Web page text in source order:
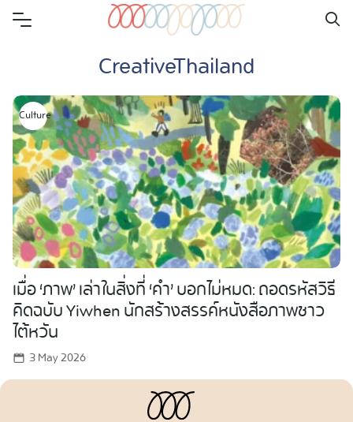
Skip
CreativeThailand
Culture
เมื่อ ‘ภาพ’ เล่าในสิ่งที่ ‘คำ’ บอกไม่หมด: ถอดรหัสวิธี
คิดฉบับ Yiwhen นักสร้างสรรค์หนังสือภาพชาว
ไต้หวัน
3 May 2026